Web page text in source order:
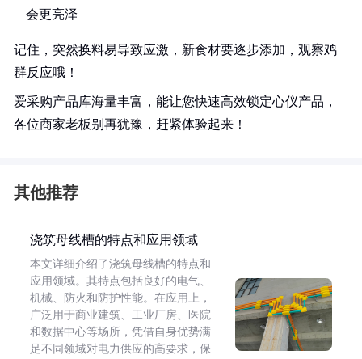
会更亮泽
记住，突然换料易导致应激，新食材要逐步添加，观察鸡
群反应哦！
爱采购产品库海量丰富，能让您快速高效锁定心仪产品，
各位商家老板别再犹豫，赶紧体验起来！
其他推荐
浇筑母线槽的特点和应用领域
本文详细介绍了浇筑母线槽的特点和
应用领域。其特点包括良好的电气、
机械、防火和防护性能。在应用上，
广泛用于商业建筑、工业厂房、医院
和数据中心等场所，凭借自身优势满
足不同领域对电力供应的高要求，保